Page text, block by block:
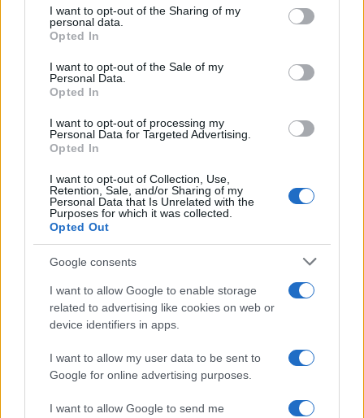
not limited to your visit or usage behaviour. You may click to
grant or deny consent to Google and its third-party tags to
use your data for below specified purposes in below Google
consent section.
I want to opt-out of the Sharing of my
personal data.
Opted In
I want to opt-out of the Sale of my
Personal Data.
Opted In
I want to opt-out of processing my
Personal Data for Targeted Advertising.
Opted In
I want to opt-out of Collection, Use,
Retention, Sale, and/or Sharing of my
Personal Data that Is Unrelated with the
Purposes for which it was collected.
Opted Out
Google consents
I want to allow Google to enable storage
related to advertising like cookies on web or
device identifiers in apps.
I want to allow my user data to be sent to
Google for online advertising purposes.
I want to allow Google to send me
NÃO CLASSIFICADO
Petróleo Brent cai 8.46% e arrasta commodities em queda
generalizada
Rafael Oliveira · 4 ago 2026
NÃO CLASSIFICADO